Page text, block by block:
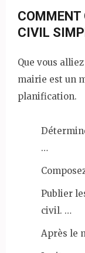
COMMENT
CIVIL
Que vous
mairie est un
planification.
…
Publier
civil. …
Après le